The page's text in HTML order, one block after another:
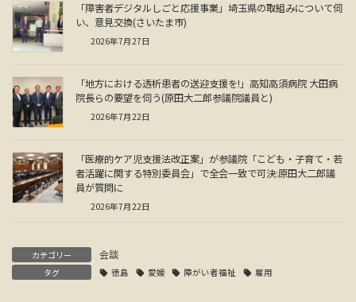
「障害者デジタルしごと応援事業」埼玉県の取組みについて伺
い、意見交換(さいたま市)
2026年7月27日
「地方における透析患者の送迎支援を!」高知高須病院 大田病
院長らの要望を伺う(原田大二郎参議院議員と)
2026年7月22日
「医療的ケア児支援法改正案」が参議院「こども・子育て・若
者活躍に関する特別委員会」で全会一致で可決:原田大二郎議
員が質問に
2026年7月22日
カテゴリー 会談
タグ 徳島 愛媛 障がい者福祉 雇用